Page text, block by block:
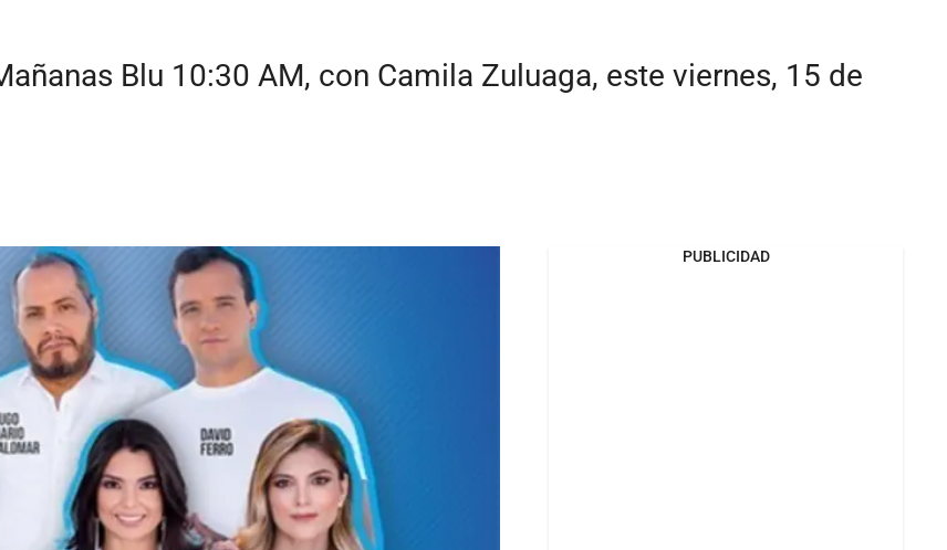
Blu 10:30 AM, con Camila Zuluaga, este viernes, 15 de
PUBLICIDAD